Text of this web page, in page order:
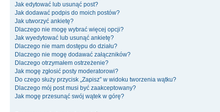
Jak edytować lub usunąć post?
Jak dodawać podpis do moich postów?
Jak utworzyć ankietę?
Dlaczego nie mogę wybrać więcej opcji?
Jak wyedytować lub usunąć ankietę?
Dlaczego nie mam dostępu do działu?
Dlaczego nie mogę dodawać załączników?
Dlaczego otrzymałem ostrzeżenie?
Jak mogę zgłosić posty moderatorowi?
Do czego służy przycisk „Zapisz” w widoku tworzenia wątku?
Dlaczego mój post musi być zaakceptowany?
Jak mogę przesunąć swój wątek w górę?